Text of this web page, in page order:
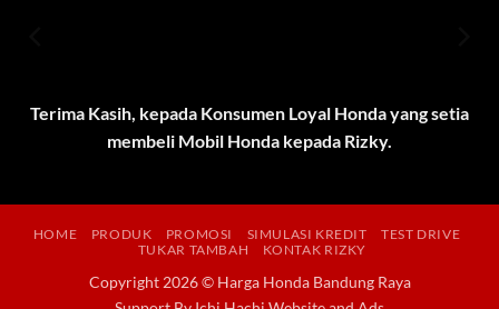
Terima Kasih, kepada Konsumen Loyal Honda yang setia
membeli Mobil Honda kepada Rizky.
HOME PRODUK PROMOSI SIMULASI KREDIT
TEST DRIVE
TUKAR TAMBAH
KONTAK RIZKY
Copyright 2026 © Harga Honda Bandung Raya